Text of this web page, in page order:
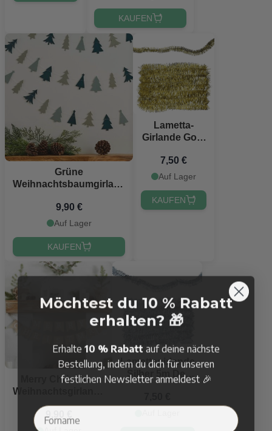
KAUFEN
Grüne
Weihnachtsbaumgirlande
9,90 €
Auf Lager
KAUFEN
Lametta-
Girlande Gold
Apotheke
7,50 €
Auf Lager
KAUFEN
Merry Christmas
Weihnachtsgirlande
- 2,5 Meter
9,90 €
Lamettagirlande
Silber 5m Det
Gamle Apotek
Möchtest du 10 % Rabatt
erhalten? 🎁
Erhalte 10 % Rabatt auf deine nächste
Bestellung, indem du dich für unseren
festlichen Newsletter anmeldest 🎉